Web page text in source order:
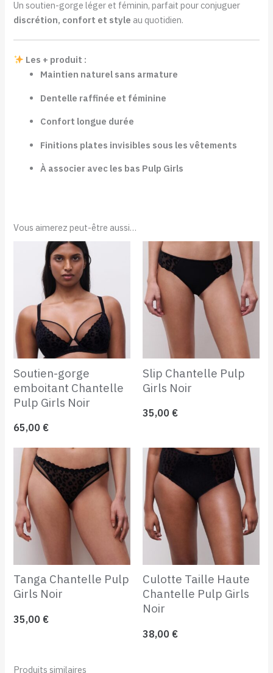
Un soutien-gorge léger et féminin, parfait pour conjuguer
discrétion, confort et style au quotidien.
Les + produit :
Maintien naturel sans armature
Dentelle raffinée et féminine
Confort longue durée
Finitions plates invisibles sous les vêtements
À associer avec les bas Pulp Girls
Vous aimerez peut-être aussi…
Soutien-gorge
emboitant Chantelle
Pulp Girls Noir
65,00 €
Slip Chantelle Pulp
Girls Noir
35,00 €
Tanga Chantelle Pulp
Girls Noir
35,00 €
Culotte Taille Haute
Chantelle Pulp Girls
Noir
38,00 €
Produits similaires